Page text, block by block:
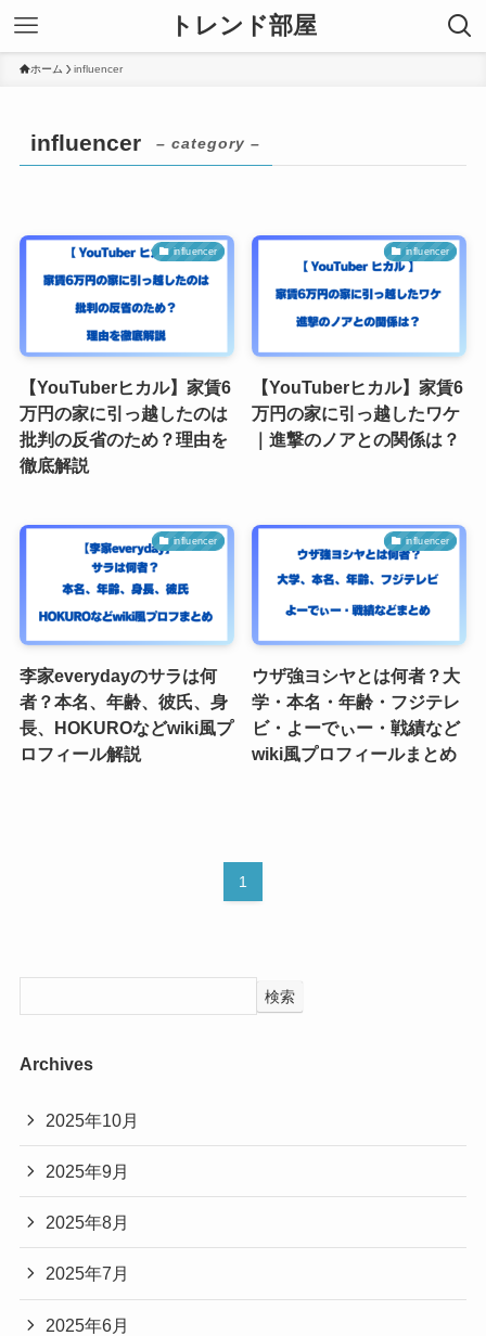
トレンド部屋
ホーム influencer
influencer – category –
influencer
【YouTuberヒカル】家賃6
万円の家に引っ越したのは
批判の反省のため？理由を
徹底解説
influencer
【YouTuberヒカル】家賃6
万円の家に引っ越したワケ
｜進撃のノアとの関係は？
influencer
李家everydayのサラは何
者？本名、年齢、彼氏、身
長、HOKUROなどwiki風プ
ロフィール解説
influencer
ウザ強ヨシヤとは何者？大
学・本名・年齢・フジテレ
ビ・よーでぃー・戦績など
wiki風プロフィールまとめ
1
検索
Archives
2025年10月
2025年9月
2025年8月
2025年7月
2025年6月